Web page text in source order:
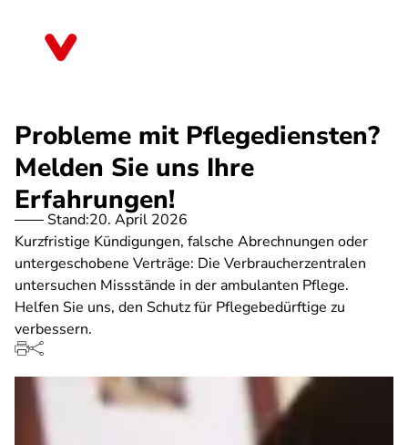
Probleme mit Pflegediensten?
Melden Sie uns Ihre
Erfahrungen!
Stand:20. April 2026
Kurzfristige Kündigungen, falsche Abrechnungen oder
untergeschobene Verträge: Die Verbraucherzentralen
untersuchen Missstände in der ambulanten Pflege.
Helfen Sie uns, den Schutz für Pflegebedürftige zu
verbessern.